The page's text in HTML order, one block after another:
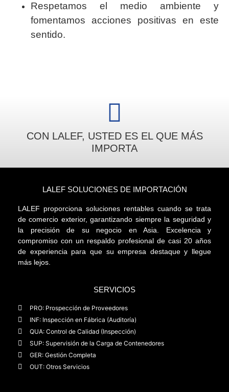
Respetamos el medio ambiente y
fomentamos acciones positivas en este
sentido.
CON LALEF, USTED ES EL QUE MÁS
IMPORTA
LALEF SOLUCIONES DE IMPORTACIÓN
LALEF proporciona soluciones rentables cuando se trata
de comercio exterior, garantizando siempre la seguridad y
la precisión de su negocio en Asia. Excelencia y
compromiso con un respaldo profesional de casi 20 años
de experiencia para que su empresa destaque y llegue
más lejos.
SERVICIOS
PRO: Prospección de Proveedores
INF: Inspección en Fábrica (Auditoría)
QUA: Control de Calidad (Inspección)
SUP: Supervisión de la Carga de Contenedores
GER: Gestión Completa
OUT: Otros Servicios